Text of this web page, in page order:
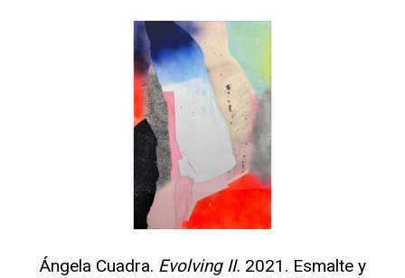
Ángela Cuadra. Evolving II. 2021. Esmalte y